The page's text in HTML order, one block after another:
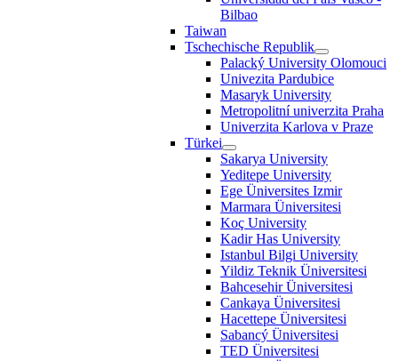
Bilbao
Taiwan
Tschechische Republik
Palacký University Olomouci
Univezita Pardubice
Masaryk University
Metropolitní univerzita Praha
Univerzita Karlova v Praze
Türkei
Sakarya University
Yeditepe University
Ege Üniversites Izmir
Marmara Üniversitesi
Koç University
Kadir Has University
Istanbul Bilgi University
Yildiz Teknik Üniversitesi
Bahcesehir Üniversitesi
Cankaya Üniversitesi
Hacettepe Üniversitesi
Sabancý Üniversitesi
TED Üniversitesi